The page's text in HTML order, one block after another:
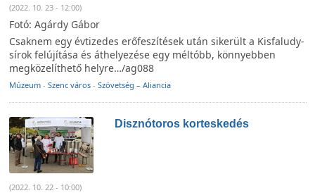
(2022. 10. 23 - 12:00)
Fotó: Agárdy Gábor
Csaknem egy évtizedes erőfeszítések után sikerült a Kisfaludy-
sírok felújítása és áthelyezése egy méltóbb, könnyebben
megközelíthető helyre…/ag088
Múzeum - Szenc város - Szövetség – Aliancia
Disznótoros korteskedés
(2022. 10. 22 - 10:00)